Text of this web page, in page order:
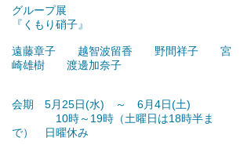
グループ展
『くもり硝子』
遠藤章子 越智波留香 野間祥子 宮
崎雄樹 渡邊加奈子
会期 5月25日(水) ～ 6月4日(土)
10時～19時（土曜日は18時半ま
で） 日曜休み